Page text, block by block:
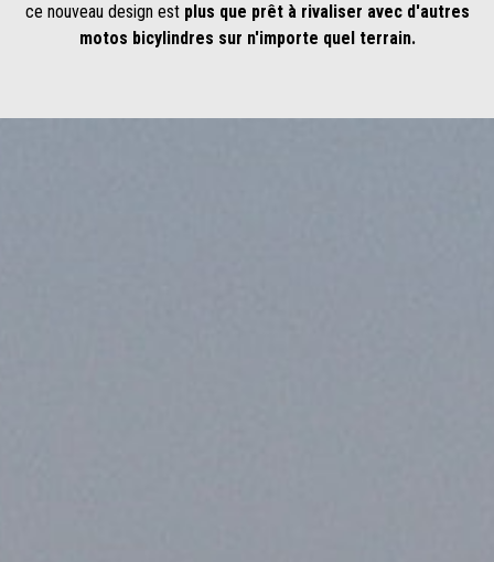
ce nouveau design est plus que prêt à rivaliser avec d'autres
motos bicylindres sur n'importe quel terrain.